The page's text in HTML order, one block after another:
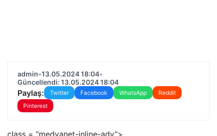
admin•13.05.2024 18:04•
Güncellendi: 13.05.2024 18:04
Paylaş: Twitter Facebook WhatsApp
Reddit
Pinterest
class = “medyanet-inline-adv”>